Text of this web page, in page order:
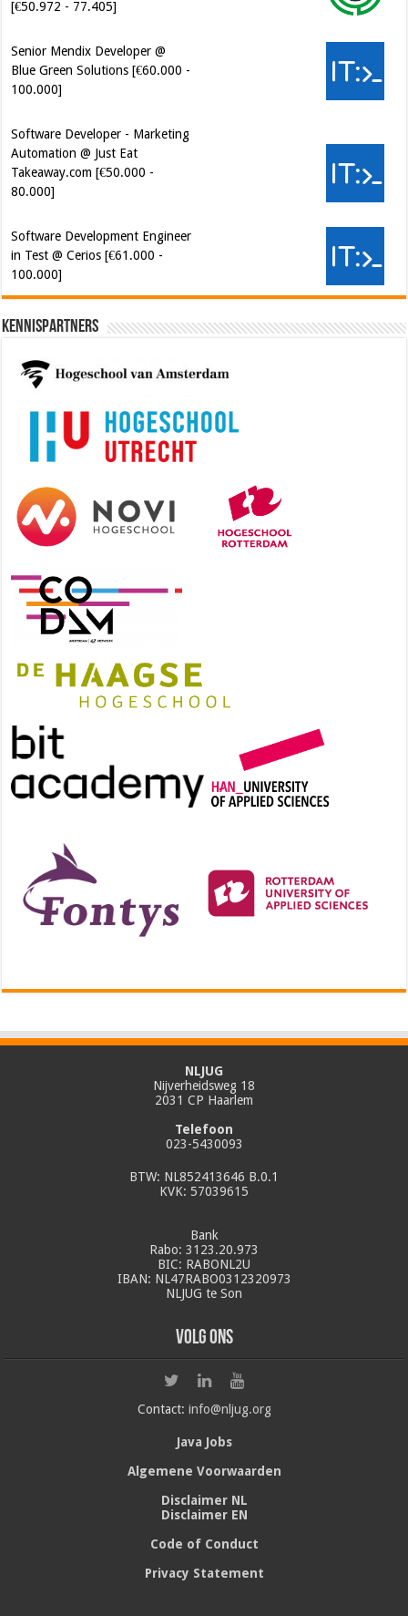
Senior Mendix Developer @
100.000]
Software Developer - Marketing
Takeaway.com [€50.000 -
80.000]
Software Development Engineer
100.000]
Kennispartners
NLJUG
Nijverheidsweg 18
2031 CP Haarlem
Telefoon
023-5430093
BTW: NL852413646 B.0.1
KVK: 57039615
Bank
Rabo: 3123.20.973
BIC: RABONL2U
IBAN: NL47RABO0312320973
NLJUG te Son
Volg ons
Contact: info@nljug.org
Java Jobs
Algemene Voorwaarden
Disclaimer NL
Disclaimer EN
Code of Conduct
Privacy Statement